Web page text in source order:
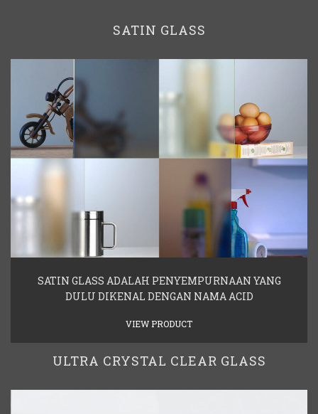
SATIN GLASS
SATIN GLASS ADALAH PENYEMPURNAAN YANG
DULU DIKENAL DENGAN NAMA ACID
VIEW PRODUCT
ULTRA CRYSTAL CLEAR GLASS